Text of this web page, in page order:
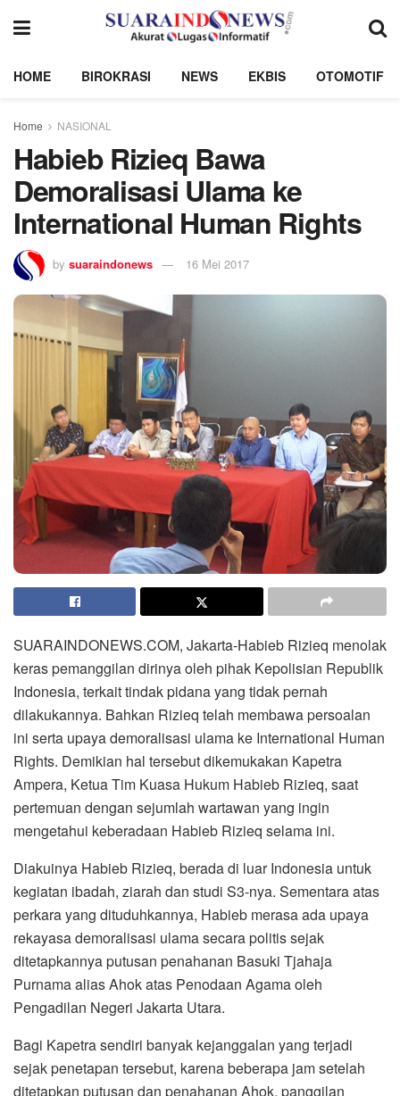
HOME BIROKRASI NEWS EKBIS OTOMOTIF
Home NASIONAL
Habieb Rizieq Bawa
Demoralisasi Ulama ke
International Human Rights
by suaraindonews 16 Mei 2017
SUARAINDONEWS.COM, Jakarta-Habieb Rizieq menolak
keras pemanggilan dirinya oleh pihak Kepolisian Republik
Indonesia, terkait tindak pidana yang tidak pernah
dilakukannya. Bahkan Rizieq telah membawa persoalan
ini serta upaya demoralisasi ulama ke International Human
Rights. Demikian hal tersebut dikemukakan Kapetra
Ampera, Ketua Tim Kuasa Hukum Habieb Rizieq, saat
pertemuan dengan sejumlah wartawan yang ingin
mengetahui keberadaan Habieb Rizieq selama ini.
Diakuinya Habieb Rizieq, berada di luar Indonesia untuk
kegiatan ibadah, ziarah dan studi S3-nya. Sementara atas
perkara yang dituduhkannya, Habieb merasa ada upaya
rekayasa demoralisasi ulama secara politis sejak
ditetapkannya putusan penahanan Basuki Tjahaja
Purnama alias Ahok atas Penodaan Agama oleh
Pengadilan Negeri Jakarta Utara.
Bagi Kapetra sendiri banyak kejanggalan yang terjadi
sejak penetapan tersebut, karena beberapa jam setelah
ditetapkan putusan dan penahanan Ahok, panggilan